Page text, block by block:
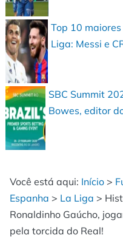
Top 10
Liga: Messi e
SBC Summit
Bowes, editor
Você está aqui: Início >
Espanha > La Liga >
Ronaldinho Gaúcho,
pela torcida do Real!